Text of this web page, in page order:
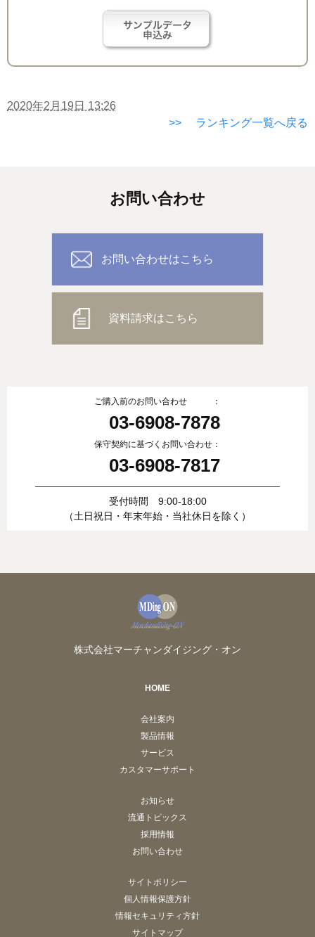
2020年2月19日 13:26
>> ランキング一覧へ戻る
お問い合わせ
お問い合わせはこちら
資料請求はこちら
ご購入前のお問い合わせ ：
03-6908-7878
保守契約に基づくお問い合わせ：
03-6908-7817
受付時間 9:00-18:00
（土日祝日・年末年始・当社休日を除く）
株式会社マーチャンダイジング・オン
HOME
会社案内
製品情報
サービス
カスタマーサポート
お知らせ
流通トピックス
採用情報
お問い合わせ
サイトポリシー
個人情報保護方針
情報セキュリティ方針
サイトマップ